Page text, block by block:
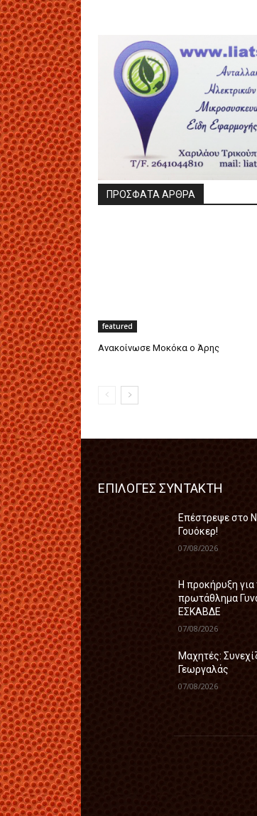
ΠΡΟΣΦΑΤΑ ΑΡΘΡΑ
featured
Ανακοίνωσε Μοκόκα ο Άρης
ΕΠΙΛΟΓΕΣ ΣΥΝΤΑΚΤΗ
Επέστρεψε στο
Γουόκερ!
07/08/2026
Η προκήρυξη για
πρωτάθλημα
ΕΣΚΑΒΔΕ
07/08/2026
Mαχητές:
Γεωργαλάς
07/08/2026